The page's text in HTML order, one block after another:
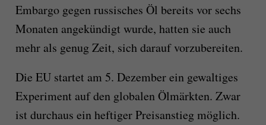
Embargo gegen russisches Öl bereits vor sechs
Monaten angekündigt wurde, hatten sie auch
mehr als genug Zeit, sich darauf vorzubereiten.
Die EU startet am 5. Dezember ein gewaltiges
Experiment auf den globalen Ölmärkten. Zwar
ist durchaus ein heftiger Preisanstieg möglich.